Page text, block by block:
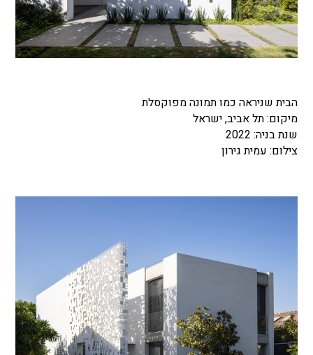
הבית שניראה כמו תמונה מפוקסלת
מיקום: תל אביב, ישראל
שנת בניה: 2022
צילום: עמית גירון